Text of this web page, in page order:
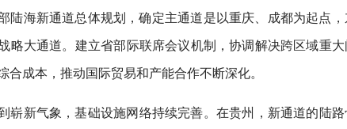
陆海新通道总体规划，确定主通道是以重庆、成都为起点
略大通道。建立省部际联席会议机制，协调解决跨区域重
合成本，推动国际贸易和产能合作不断深化。
崭新气象，基础设施网络持续完善。在贵州，新通道的陆